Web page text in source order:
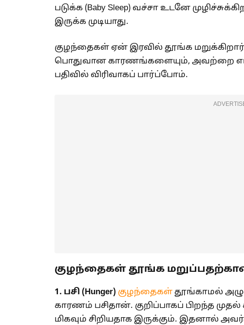
படுக்க (Baby Sleep) வச்சா உடனே
இருக்க முடியாது.
குழந்தைகள் ஏன் இரவில் தூங்க
பொதுவான காரணங்களையும், அவற்றை
பதிவில் விரிவாகப் பார்ப்போம்.
குழந்தைகள் தூங்க
1. பசி (Hunger) குழந்தைகள்தூங்காமல்
காரணம் பசிதான். குறிப்பாகப் பிறந்த
மிகவும் சிறியதாக இருக்கும். இதனால்